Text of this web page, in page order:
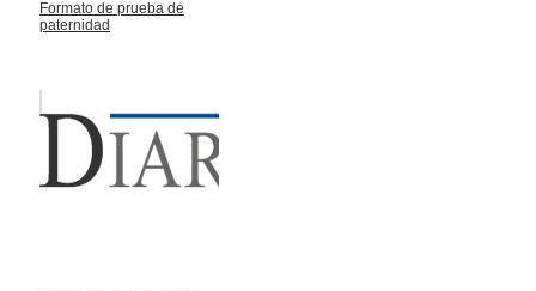
Formato de prueba de
paternidad